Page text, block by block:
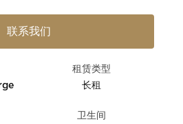
联系我们
租赁类型
长租
卫生间